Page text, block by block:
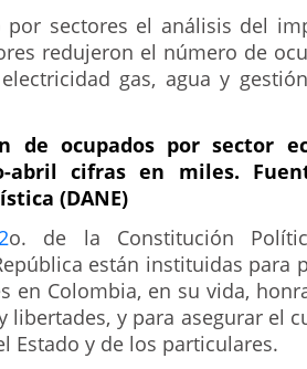
por sectores el análisis del
redujeron el número de
gas, agua y
de ocupados por sector
abril cifras en miles.
(DANE)
o. de la Constitución
están instituidas para
en Colombia, en su vida,
libertades, y para asegurar el
Estado y de los particulares.